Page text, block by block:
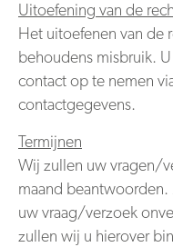
Uitoefening van de
Het uitoefenen van de
behoudens misbruik.
contact op te nemen
contactgegevens.
Termijnen
Wij zullen uw vragen/
maand
uw vraag/verzoek
zullen wij u hierover